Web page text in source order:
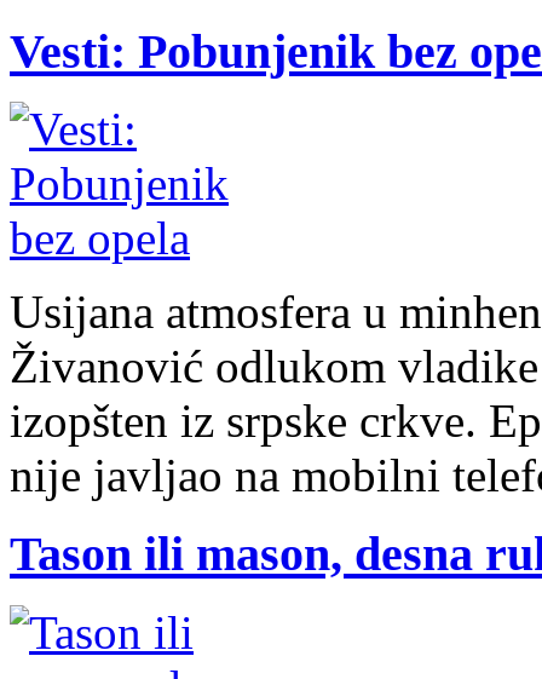
Vesti: Pobunjenik bez
Usijana atmosfera u
Živanović odlukom
izopšten iz srpske crkve.
nije javljao na mobilni
Tason ili mason, desna